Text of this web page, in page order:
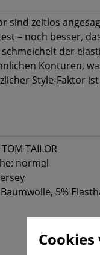
sind zeitlos
– noch besser,
der
Konturen,
Style-Faktor
TAILOR
normal
5%